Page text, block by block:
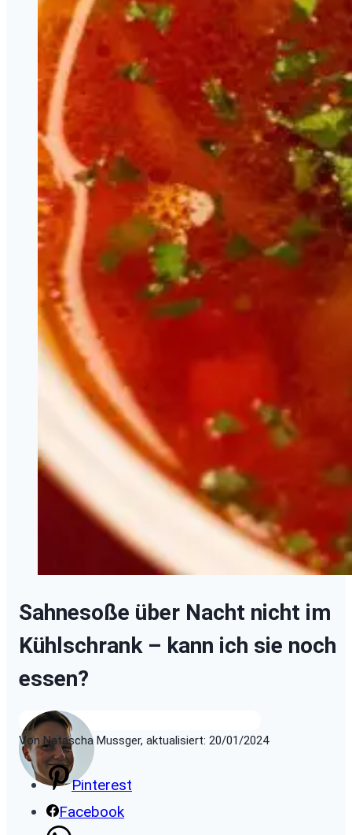
Sahnesoße über Nacht nicht im
Kühlschrank – kann ich sie noch
essen?
Von Natascha Mussger, aktualisiert: 20/01/2024
Pinterest
Facebook